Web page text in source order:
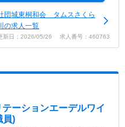
団城東桐和会 タムスさくら
の求人一覧
新日：2026/05/26 求人番号：460763
ーションエーデルワイ
員)